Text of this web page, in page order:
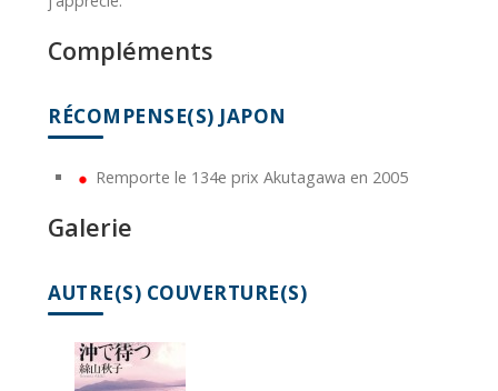
Compléments
RÉCOMPENSE(S) JAPON
Remporte le 134e prix Akutagawa en 2005
Galerie
AUTRE(S) COUVERTURE(S)